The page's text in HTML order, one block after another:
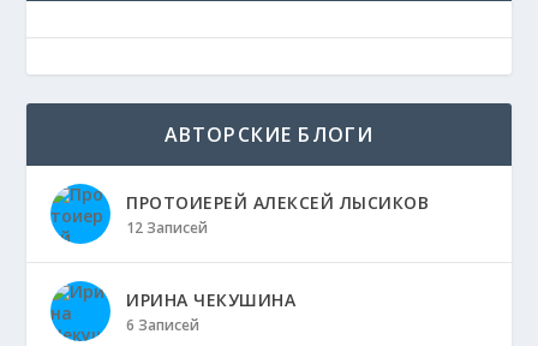
АВТОРСКИЕ БЛОГИ
ПРОТОИЕРЕЙ АЛЕКСЕЙ ЛЫСИКОВ
12 Записей
ИРИНА ЧЕКУШИНА
6 Записей